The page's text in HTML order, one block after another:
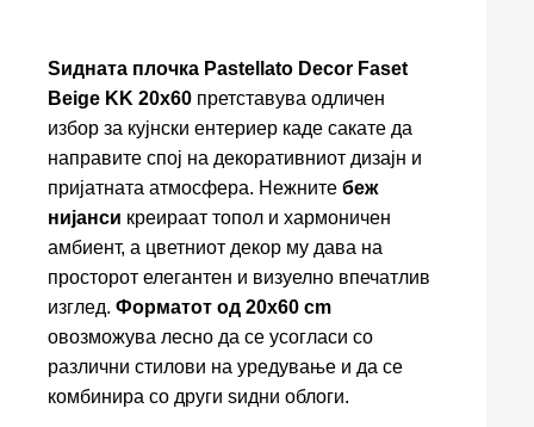
Ѕидната плочка Pastellato Decor Faset
Beige KK 20x60 претставува одличен
избор за кујнски ентериер каде сакате да
направите спој на декоративниот дизајн и
пријатната атмосфера. Нежните беж
нијанси креираат топол и хармоничен
амбиент, а цветниот декор му дава на
просторот елегантен и визуелно впечатлив
изглед. Форматот од 20x60 cm
овозможува лесно да се усогласи со
различни стилови на уредување и да се
комбинира со други ѕидни облоги.